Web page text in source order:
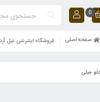
0
صفحه اصلی فروشگاه اینترنتی نیل
مبلی